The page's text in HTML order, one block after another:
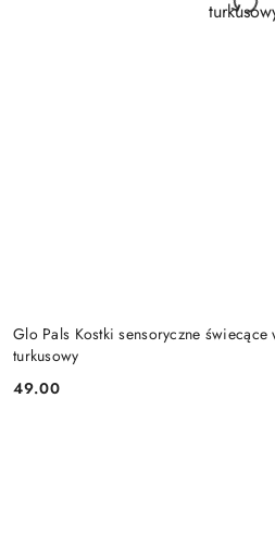
Glo Pals Kostki sensoryczne
turkusowy
Cena:
49.00